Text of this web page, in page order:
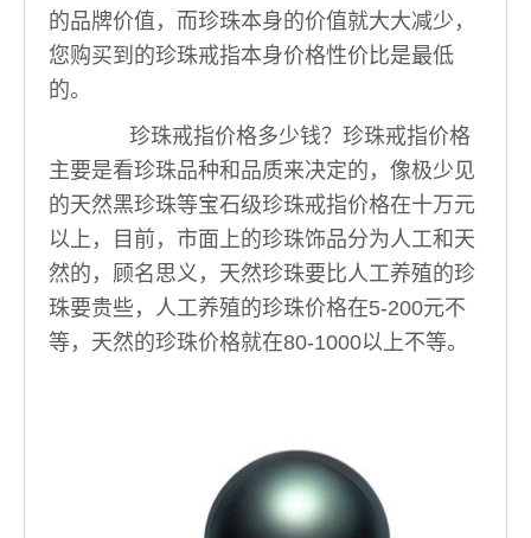
的品牌价值，而珍珠本身的价值就大大减少，
您购买到的珍珠戒指本身价格性价比是最低
的。
珍珠戒指价格多少钱？珍珠戒指价格
主要是看珍珠品种和品质来决定的，像极少见
的天然黑珍珠等宝石级珍珠戒指价格在十万元
以上，目前，市面上的珍珠饰品分为人工和天
然的，顾名思义，天然珍珠要比人工养殖的珍
珠要贵些，人工养殖的珍珠价格在5-200元不
等，天然的珍珠价格就在80-1000以上不等。